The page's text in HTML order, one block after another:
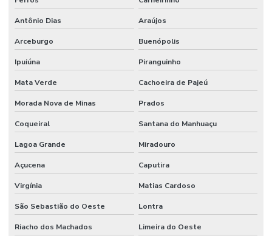
Antônio Dias Araújos
Arceburgo Buenópolis
Ipuiúna Piranguinho
Mata Verde Cachoeira de Pajeú
Morada Nova de Minas Prados
Coqueiral Santana do Manhuaçu
Lagoa Grande Miradouro
Açucena Caputira
Virgínia Matias Cardoso
São Sebastião do Oeste Lontra
Riacho dos Machados Limeira do Oeste